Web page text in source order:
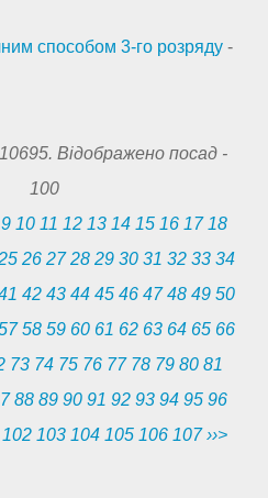
способом 3-го розряду -
10695. Відображено посад -
100
9 10 11 12 13 14 15 16 17 18
26 27 28 29 30 31 32 33 34
42 43 44 45 46 47 48 49 50
58 59 60 61 62 63 64 65 66
73 74 75 76 77 78 79 80 81
88 89 90 91 92 93 94 95 96
102 103 104 105 106 107 ››>